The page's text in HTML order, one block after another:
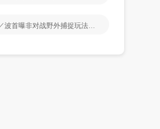
非对战野外捕捉玩法，第十世代双版本登陆